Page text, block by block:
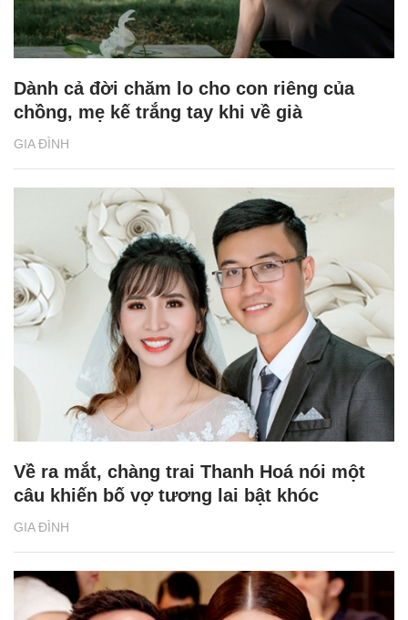
GIA ĐÌNH
Dành cả đời chăm lo cho con riêng của
chồng, mẹ kế trắng tay khi về già
GIA ĐÌNH
Về ra mắt, chàng trai Thanh Hoá nói một
câu khiến bố vợ tương lai bật khóc